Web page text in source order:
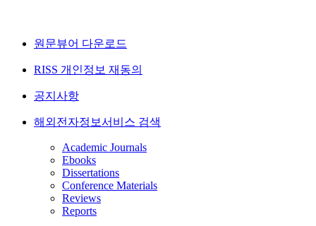
원문뷰어 다운로드
RISS 개인정보 재동의
공지사항
해외전자정보서비스 검색
Academic Journals
Ebooks
Dissertations
Conference Materials
Reviews
Reports